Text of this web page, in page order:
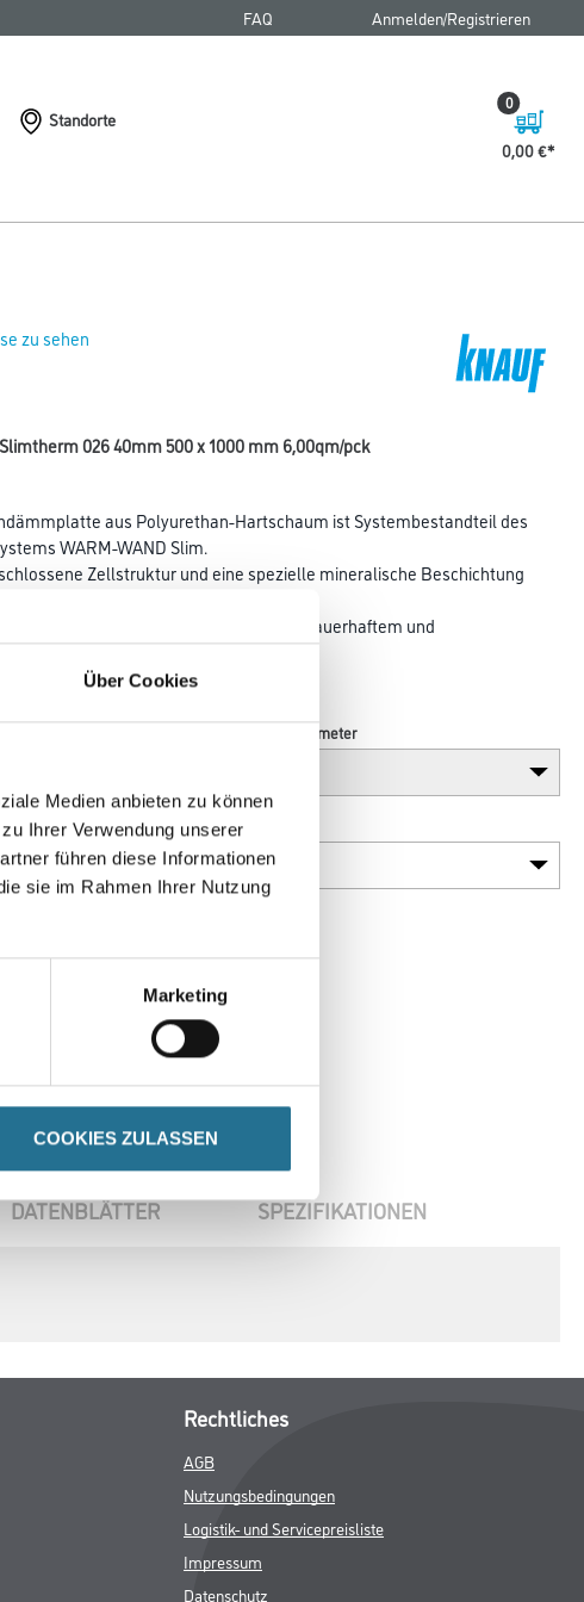
Über Cookies
Medien anbieten zu können
Ihrer Verwendung unserer
führen diese Informationen
sie im Rahmen Ihrer Nutzung
Marketing
COOKIES ZULASSEN
FAQ Anmelden/Registrieren
Standorte
0,00 €
0
zu sehen
026 40mm 500 x 1000 mm 6,00qm/pck
aus Polyurethan-Hartschaum ist Systembestandteil des
WARM-WAND Slim.
Zellstruktur und eine spezielle mineralische Beschichtung
WARM-WAND System mit dauerhaftem und
zwischen Dämmung und
Breite in centimeter
Plattenstärke
DATENBLÄTTER SPEZIFIKATIONEN
Rechtliches
AGB
Nutzungsbedingungen
Logistik- und Servicepreisliste
Impressum
Datenschutz